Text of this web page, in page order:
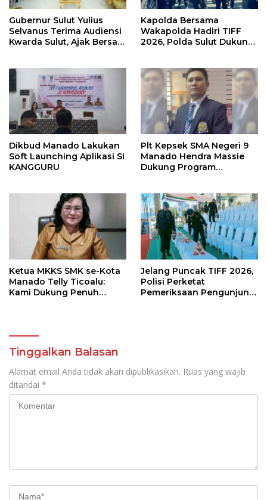
Gubernur Sulut Yulius
Selvanus Terima Audiensi
Kwarda Sulut, Ajak Bersatu
Kapolda Bersama
Wakapolda Hadiri TIFF
2026, Polda Sulut Dukung
Dikbud Manado Lakukan
Soft Launching Aplikasi SI
KANGGURU
Plt Kepsek SMA Negeri 9
Manado Hendra Massie
Dukung Program
Ketua MKKS SMK se-Kota
Manado Telly Ticoalu:
Kami Dukung Penuh
Jelang Puncak TIFF 2026,
Polisi Perketat
Pemeriksaan Pengunjung
Tinggalkan Balasan
Alamat email Anda tidak akan dipublikasikan. Ruas yang wajib
ditandai *